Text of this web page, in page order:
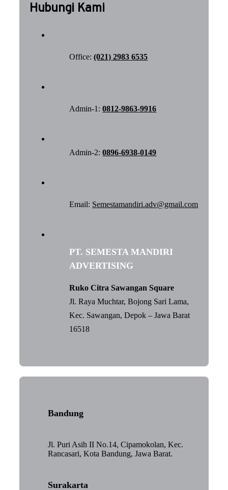
Hubungi Kami
Office:(021) 2983 6535
Admin-1:0812-9863-9916
Admin-2:0896-6938-0149
Email: Semestamandiri.adv@gmail.com
PT. SEMESTA MANDIRI
ADVERTISING
Ruko Citra Sawangan Square
Jl. Raya Muchtar, Bojong Sari Lama,
Kec. Sawangan, Depok – Jawa Barat
16518
Bandung
Jl. Puri Asih II No.14, Cipamokolan, Kec.
Rancasari, Kota Bandung, Jawa Barat.
Surakarta